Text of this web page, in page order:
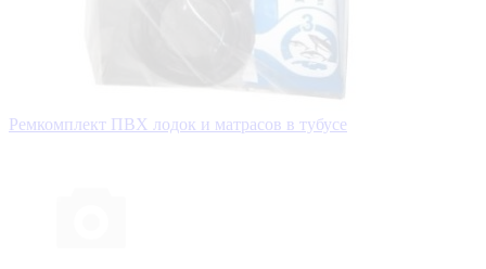
Ремкомплект ПВХ лодок и матрасов в тубусе